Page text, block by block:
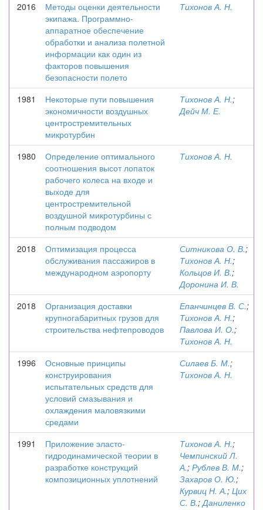
2016
Методы оценки деятельности
экипажа. Программно-
аппаратное обеспечение
обработки и анализа полетной
информации как один из
факторов повышения
безопасности полето
Тихонов А. Н.
1981
Некоторые пути повышения
экономичности воздушных
центростремительных
микротурбин
Тихонов А. Н.;
Дейч М. Е.
1980
Определение оптимального
соотношения высот лопаток
рабочего колеса на входе и
выходе для
центростремительной
воздушной микротурбины с
полным подводом
Тихонов А. Н.
2018
Оптимизация процесса
обслуживания пассажиров в
международном аэропорту
Ситникова О. В.;
Тихонов А. Н.;
Кольцов И. В.;
Доронина И. В.
2018
Организация доставки
крупногабаритных грузов для
строительства нефтепроводов
Епанчинцев В. С.;
Тихонов А. Н.;
Павлова И. О.;
Тихонов А. Н.
1996
Основные принципы
конструирования
испытательных средств для
условий смазывания и
охлаждения маловязкими
средами
Силаев Б. М.;
Тихонов А. Н.
1991
Приложение эласто-
гидродинамической теории в
разработке конструкций
композиционных уплотнений
Тихонов А. Н.;
Чемпинский Л.
А.; Рублев В. М.;
Захаров О. Ю.;
Курвиц Н. А.; Цих
С. В.;Даниленко